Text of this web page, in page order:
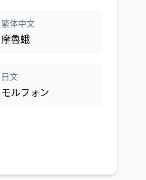
繁体中文
摩魯蛾
日文
モルフォン